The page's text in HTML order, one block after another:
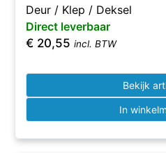
Deur / Klep / Deksel
Direct leverbaar
€ 20,55 incl. BTW
Bekijk
In